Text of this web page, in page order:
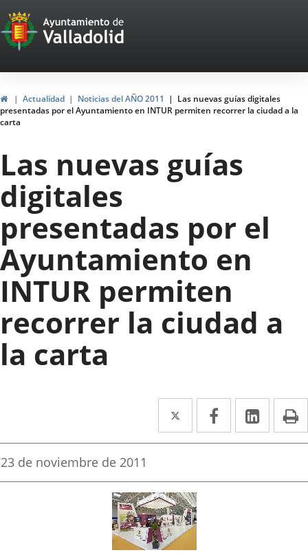
Portal
Web
del
Ayuntamiento
de
Valladolid
HomeActualidad Noticias del AÑO 2011
Las nuevas guías digitales
presentadas por el Ayuntamiento en INTUR permiten recorrer la ciudad a la
carta
Las nuevas guías
digitales
presentadas por el
Ayuntamiento en
INTUR permiten
recorrer la ciudad a
la carta
Twitter
Enlace
a
aplicación
externa.
Facebook
Enlace
a
aplicación
Enlace
a
Fecha
la
23 de noviembre de 2011